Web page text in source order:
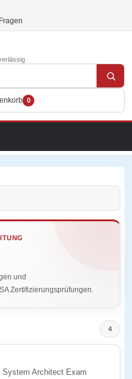
0
und
Zertifizierungsprüfungen.
4
System Architect Exam